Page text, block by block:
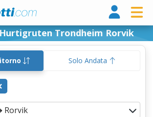
Trondheim Rorvik
Solo Andata